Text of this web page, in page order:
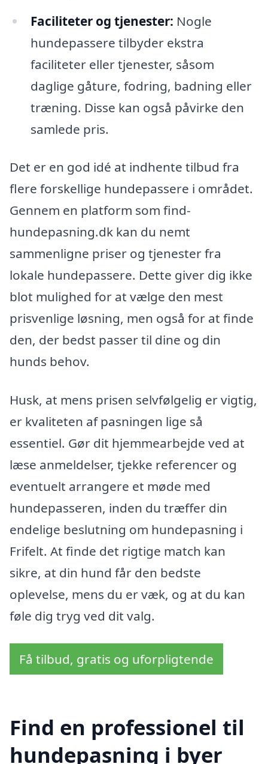
Faciliteter og tjenester: Nogle
hundepassere tilbyder ekstra
faciliteter eller tjenester, såsom
daglige gåture, fodring, badning eller
træning. Disse kan også påvirke den
samlede pris.
Det er en god idé at indhente tilbud fra
flere forskellige hundepassere i området.
Gennem en platform som find-
hundepasning.dk kan du nemt
sammenligne priser og tjenester fra
lokale hundepassere. Dette giver dig ikke
blot mulighed for at vælge den mest
prisvenlige løsning, men også for at finde
den, der bedst passer til dine og din
hunds behov.
Husk, at mens prisen selvfølgelig er vigtig,
er kvaliteten af pasningen lige så
essentiel. Gør dit hjemmearbejde ved at
læse anmeldelser, tjekke referencer og
eventuelt arrangere et møde med
hundepasseren, inden du træffer din
endelige beslutning om hundepasning i
Frifelt. At finde det rigtige match kan
sikre, at din hund får den bedste
oplevelse, mens du er væk, og at du kan
føle dig tryg ved dit valg.
Få tilbud, gratis og uforpligtende
Find en professionel til
hundepasning i byer